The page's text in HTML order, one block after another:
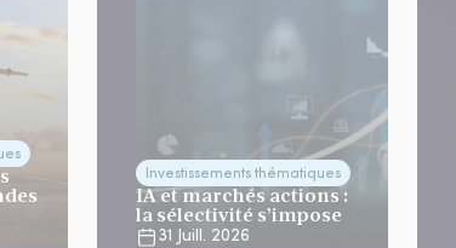
Investissements thématiques
IA et marchés actions :
la sélectivité s’impose
31 Juill. 2026